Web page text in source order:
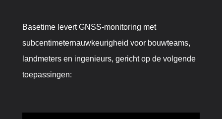
Basetime levert GNSS-monitoring met
subcentimeternauwkeurigheid voor bouwteams,
landmeters en ingenieurs, gericht op de volgende
toepassingen: